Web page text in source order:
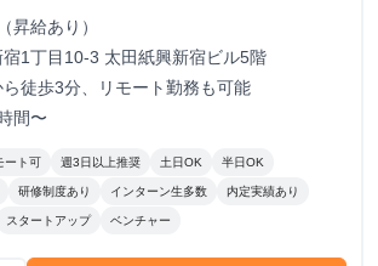
昇給あり）
1丁目10-3 太田紙興新宿ビル5階
徒歩3分、リモート勤務も可能
間〜
ート可 週3日以上推奨 土日OK 半日OK
研修制度あり インターン生多数 内定実績あり
スタートアップ ベンチャー